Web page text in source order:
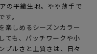
の平織生地。やや薄手で
。
楽しめるシーズンカラー
ても、パッチワークや小
プルさと上質さは、日々